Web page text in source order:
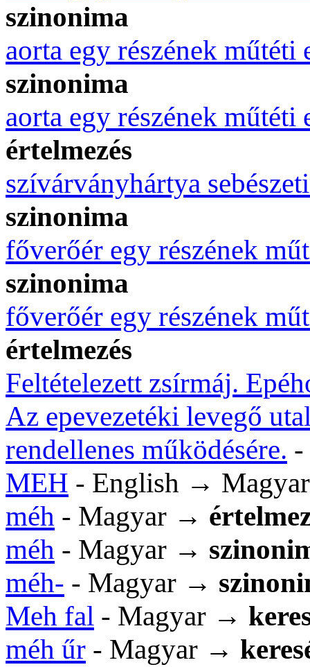
szinonima
aorta egy részének műtéti
szinonima
aorta egy részének műtéti
értelmezés
szívárványhártya
szinonima
főverőér egy részének
szinonima
főverőér egy részének
értelmezés
Feltételezett zsírmáj.
Az epevezetéki levegő
rendellenes működésére.
MEH - English → Magyar
méh - Magyar →
méh - Magyar →
méh- - Magyar →
Meh fal - Magyar →
méh űr - Magyar →